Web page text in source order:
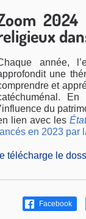
2024
année,
une
et
du
lien avec les
en 2023 par
télécharge le
Facebook